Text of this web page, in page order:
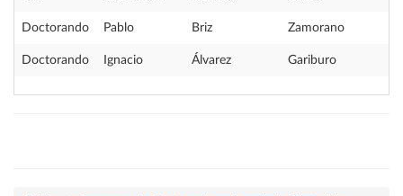
Doctorando Pablo Briz Zamorano
Doctorando Ignacio Álvarez Gariburo